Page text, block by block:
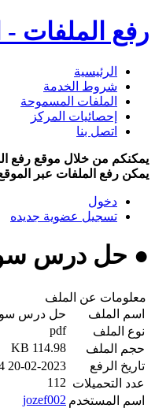
رفع الملفات -
الرئيسية
شروط الخدمة
الملفات المسموحة
إحصائيات المركز
اتصل بنا
يمكنكم من خلال موقع رفع
يمكن رفع الملفات عبر
دخول
تسجيل عضوية جديده
● حل درس
معلومات عن الملف
اسم الملف
حل درس
نوع الملف
pdf
حجم الملف
114.98 KB
تاريخ الرفع
20-02-2023 03:34 ص
عدد التحميلات 112
اسم المستخدم jozef002